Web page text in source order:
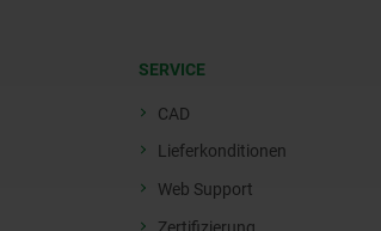
SERVICE
CAD
Lieferkonditionen
Web Support